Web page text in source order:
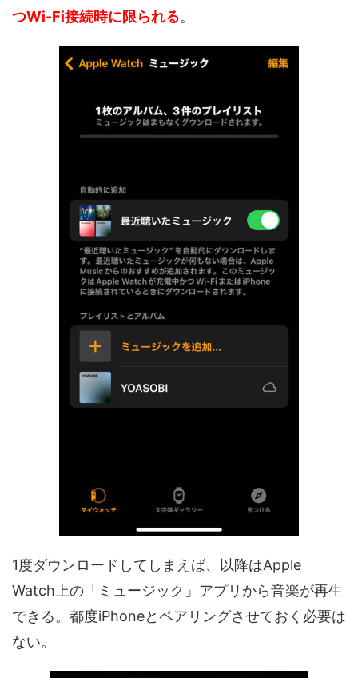
つWi-Fi接続時に限られる。
1度ダウンロードしてしまえば、以降はApple
Watch上の「ミュージック」アプリから音楽が再生
できる。都度iPhoneとペアリングさせておく必要は
ない。